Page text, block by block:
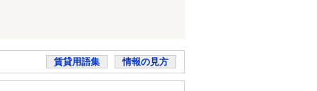
賃貸用語集 情報の見方